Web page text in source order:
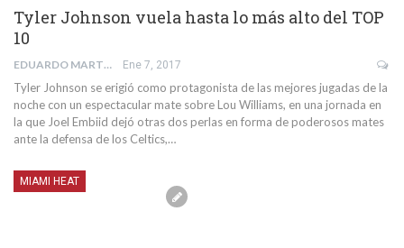
Tyler Johnson vuela hasta lo más alto del TOP
10
EDUARDO MARTIN SANCHEZ Ene 7, 2017
Tyler Johnson se erigió como protagonista de las mejores jugadas de la
noche con un espectacular mate sobre Lou Williams, en una jornada en
la que Joel Embiid dejó otras dos perlas en forma de poderosos mates
ante la defensa de los Celtics,…
MIAMI HEAT